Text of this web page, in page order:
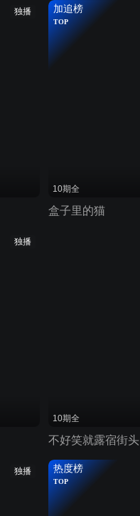
独播 加追榜
TOP
10期全
盒子里的猫
独播
10期全
不好笑就露宿街头
独播 热度榜
TOP